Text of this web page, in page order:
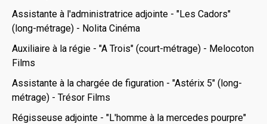
Assistante à l'administratrice adjointe - "Les Cadors"
(long-métrage) - Nolita Cinéma
Auxiliaire à la régie - "A Trois" (court-métrage) - Melocoton
Films
Assistante à la chargée de figuration - "Astérix 5" (long-
métrage) - Trésor Films
Régisseuse adjointe - "L'homme à la mercedes pourpre"